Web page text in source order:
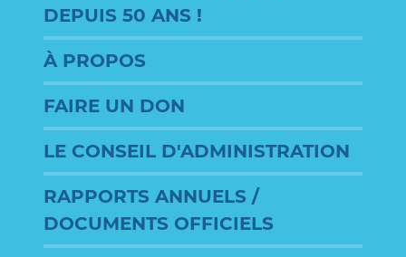
DEPUIS 50 ANS !
À PROPOS
FAIRE UN DON
LE CONSEIL D'ADMINISTRATION
RAPPORTS ANNUELS /
DOCUMENTS OFFICIELS